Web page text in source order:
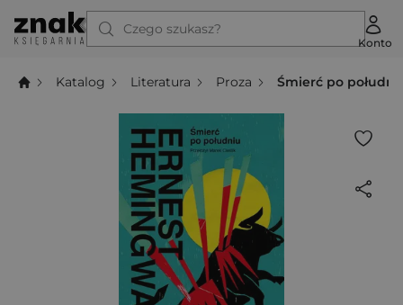
Czego szukasz?
Konto
Katalog Literatura Proza Śmierć po